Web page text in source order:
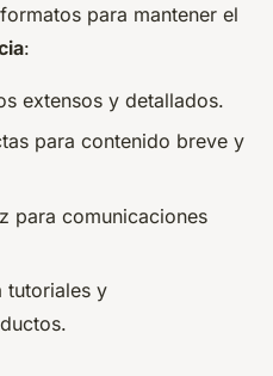
para mantener el
:
extensos y detallados.
para contenido breve y
para comunicaciones
tutoriales y